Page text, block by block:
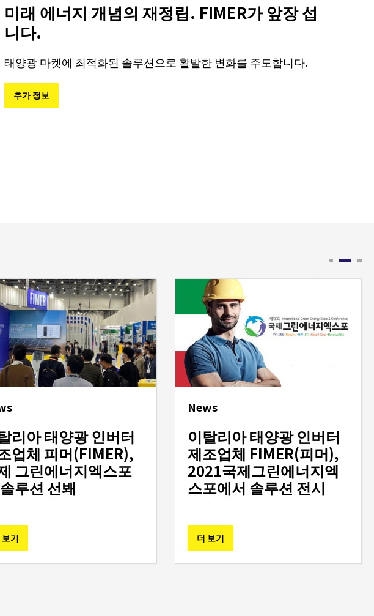
미래 에너지 개념의 재정립. FIMER가 앞장 섭
니다.
태양광 마켓에 최적화된 솔루션으로 활발한 변화를 주도합니다.
추가 정보
리아 태양광 인버터
업체 피머(FIMER),
그린에너지엑스포
루션 선봬
보기
News
이탈리아 태양광 인버터
제조업체 FIMER(피머),
2021국제그린에너지엑
스포에서 솔루션 전시
더 보기